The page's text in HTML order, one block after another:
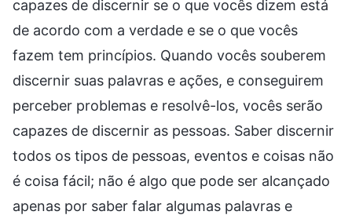
capazes de discernir se o que vocês dizem está
de acordo com a verdade e se o que vocês
fazem tem princípios. Quando vocês souberem
discernir suas palavras e ações, e conseguirem
perceber problemas e resolvê-los, vocês serão
capazes de discernir as pessoas. Saber discernir
todos os tipos de pessoas, eventos e coisas não
é coisa fácil; não é algo que pode ser alcançado
apenas por saber falar algumas palavras e